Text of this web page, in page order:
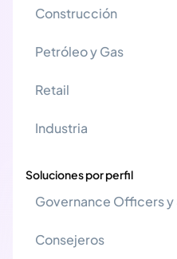
Construcción
Petróleo y Gas
Retail
Industria
Soluciones por perfil
Governance Officers
Consejeros